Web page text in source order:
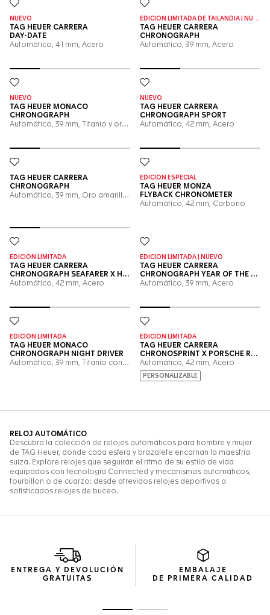
ENTREGA Y DEVOLUCIÓN
GRATUITAS
EMBALAJE
DE PRIMERA CALIDAD